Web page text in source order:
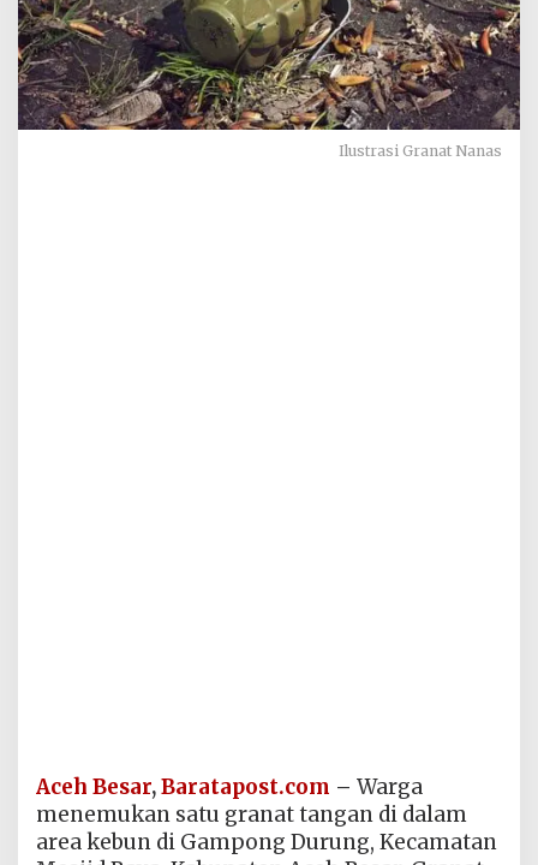
Ilustrasi Granat Nanas
Aceh Besar,Baratapost.com – Warga
menemukan satu granat tangan di dalam
area kebun di Gampong Durung, Kecamatan